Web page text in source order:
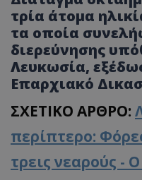
τρία άτομα
τα οποία
διερεύνησης
Λευκωσία,
Επαρχιακό
ΣΧΕΤΙΚΟ ΑΡΘΡΟ:
περίπτερο:
τρεις νεαρούς -